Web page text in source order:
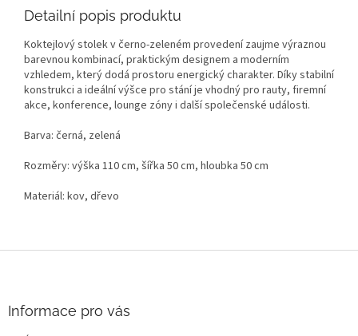
Detailní popis produktu
Koktejlový stolek v černo-zeleném provedení zaujme výraznou
barevnou kombinací, praktickým designem a moderním
vzhledem, který dodá prostoru energický charakter. Díky stabilní
konstrukci a ideální výšce pro stání je vhodný pro rauty, firemní
akce, konference, lounge zóny i další společenské události.
Barva: černá, zelená
Rozměry: výška 110 cm, šířka 50 cm, hloubka 50 cm
Materiál: kov, dřevo
Informace pro vás